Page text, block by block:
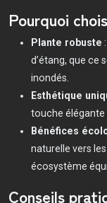
Pourquoi
Plante robuste
d’étang, que ce
inondés.
Esthétique
touche élégante
Bénéfices
naturelle vers
écosystème
Conseils